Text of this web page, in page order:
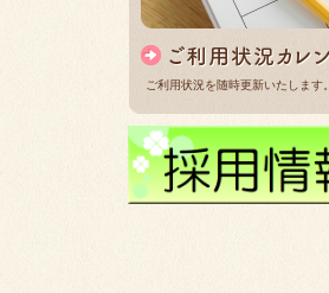
ご利用状況を随時更新いたします。